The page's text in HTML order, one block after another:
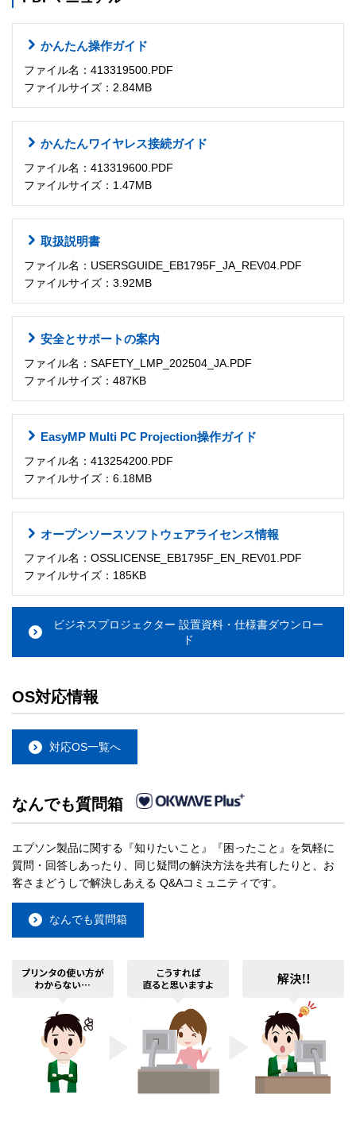
かんたん操作ガイド
ファイル名：413319500.PDF
ファイルサイズ：2.84MB
かんたんワイヤレス接続ガイド
ファイル名：413319600.PDF
ファイルサイズ：1.47MB
取扱説明書
ファイル名：USERSGUIDE_EB1795F_JA_REV04.PDF
ファイルサイズ：3.92MB
安全とサポートの案内
ファイル名：SAFETY_LMP_202504_JA.PDF
ファイルサイズ：487KB
EasyMP Multi PC Projection操作ガイド
ファイル名：413254200.PDF
ファイルサイズ：6.18MB
オープンソースソフトウェアライセンス情報
ファイル名：OSSLICENSE_EB1795F_EN_REV01.PDF
ファイルサイズ：185KB
ビジネスプロジェクター 設置資料・仕様書ダウンロー
ド
OS対応情報
対応OS一覧へ
なんでも質問箱
エプソン製品に関する『知りたいこと』『困ったこと』を気軽に
質問・回答しあったり、同じ疑問の解決方法を共有したりと、お
客さまどうしで解決しあえる Q&Aコミュニティです。
なんでも質問箱